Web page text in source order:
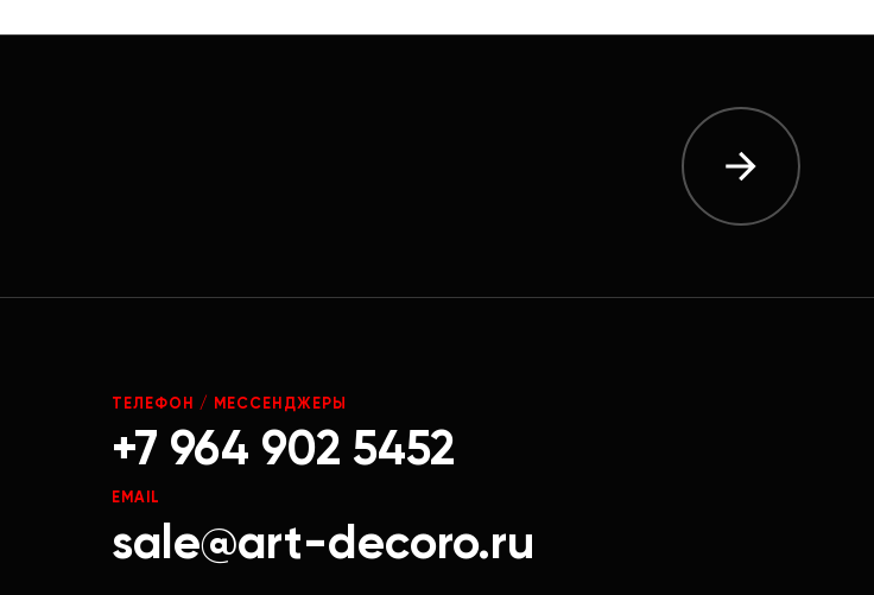
ТЕЛЕФОН / МЕССЕНДЖЕРЫ
+7 964 902 5452
EMAIL
sale@art-decoro.ru